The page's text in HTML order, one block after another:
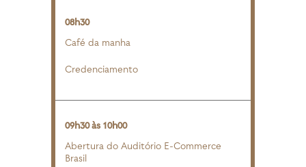
08h30
Café da manha
Credenciamento
09h30 às 10h00
Abertura do Auditório E-Commerce
Brasil